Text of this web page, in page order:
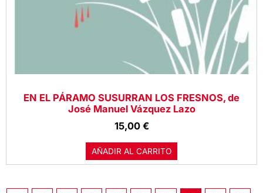
EN EL PÁRAMO SUSURRAN LOS FRESNOS, de
José Manuel Vázquez Lazo
15,00 €
AÑADIR AL CARRITO